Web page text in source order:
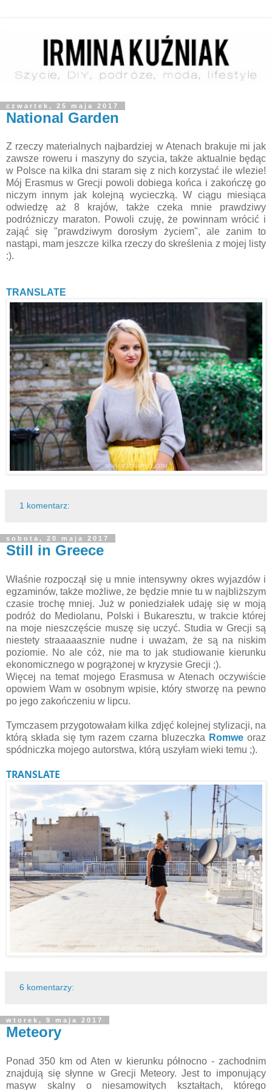
czwartek, 25 maja 2017
National Garden
Z rzeczy materialnych najbardziej w Atenach brakuje mi jak
zawsze roweru i maszyny do szycia, także aktualnie będąc
w Polsce na kilka dni staram się z nich korzystać ile wlezie!
Mój Erasmus w Grecji powoli dobiega końca i zakończę go
niczym innym jak kolejną wycieczką. W ciągu miesiąca
odwiedzę aż 8 krajów, także czeka mnie prawdziwy
podróżniczy maraton. Powoli czuję, że powinnam wrócić i
zająć się "prawdziwym dorosłym życiem", ale zanim to
nastąpi, mam jeszcze kilka rzeczy do skreślenia z mojej listy
:).
TRANSLATE
1 komentarz:
sobota, 20 maja 2017
Still in Greece
Właśnie rozpoczął się u mnie intensywny okres wyjazdów i
egzaminów, także możliwe, że będzie mnie tu w najbliższym
czasie trochę mniej. Już w poniedziałek udaję się w moją
podróż do Mediolanu, Polski i Bukaresztu, w trakcie której
na moje nieszczęście muszę się uczyć. Studia w Grecji są
niestety straaaaasznie nudne i uważam, że są na niskim
poziomie. No ale cóż, nie ma to jak studiowanie kierunku
ekonomicznego w pogrążonej w kryzysie Grecji ;).
Więcej na temat mojego Erasmusa w Atenach oczywiście
opowiem Wam w osobnym wpisie, który stworzę na pewno
po jego zakończeniu w lipcu.
Tymczasem przygotowałam kilka zdjęć kolejnej stylizacji, na
którą składa się tym razem czarna bluzeczka Romwe oraz
spódniczka mojego autorstwa, którą uszyłam wieki temu ;).
TRANSLATE
6 komentarzy:
wtorek, 9 maja 2017
Meteory
Ponad 350 km od Aten w kierunku północno - zachodnim
znajdują się słynne w Grecji Meteory. Jest to imponujący
masyw skalny o niesamowitych kształtach, którego